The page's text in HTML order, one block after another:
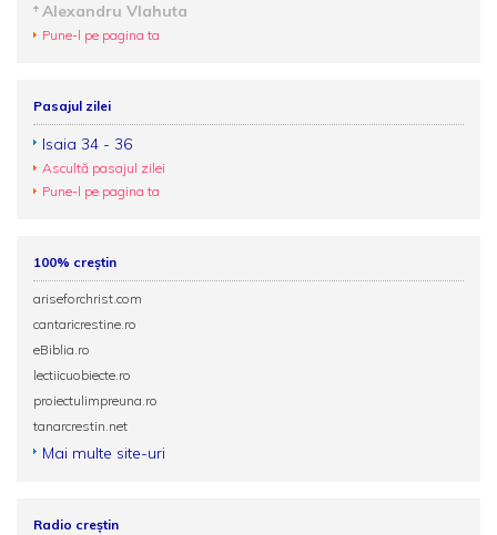
Alexandru Vlahuta
Pune-l pe pagina ta
Pasajul zilei
Isaia 34 - 36
Ascultă pasajul zilei
Pune-l pe pagina ta
100% creștin
ariseforchrist.com
cantaricrestine.ro
eBiblia.ro
lectiicuobiecte.ro
proiectulimpreuna.ro
tanarcrestin.net
Mai multe site-uri
Radio creștin